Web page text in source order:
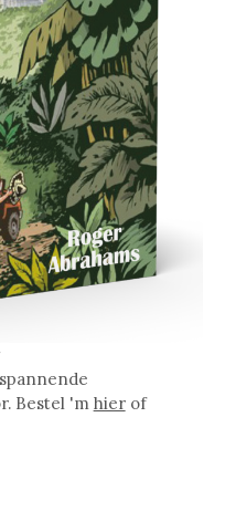
Bestel 'm hierof